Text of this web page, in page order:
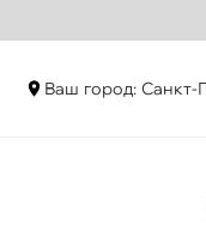
аш город: Санкт-